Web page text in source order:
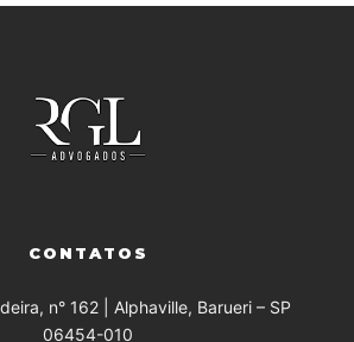
CONTATOS
n° 162 | Alphaville, Barueri – SP
06454-010